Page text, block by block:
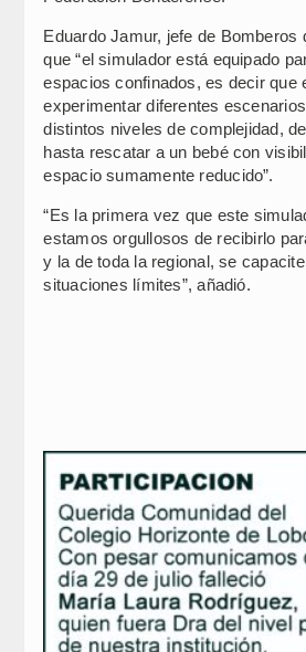
Eduardo Jamur, jefe de Bomberos
que “el simulador está equipado
espacios confinados, es decir que
experimentar diferentes
distintos niveles de complejidad,
hasta rescatar a un bebé con
espacio sumamente reducido”.
“Es la primera vez que este
estamos orgullosos de recibirlo
y la de toda la regional, se
situaciones límites”, añadió.